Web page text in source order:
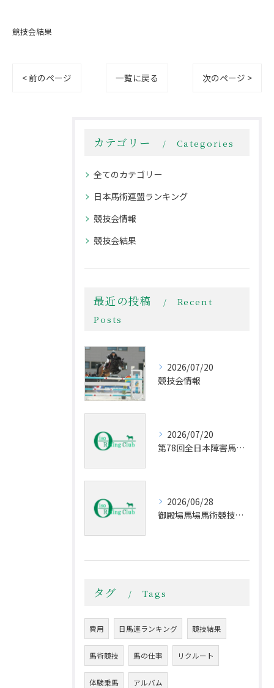
競技会結果
< 前のページ 一覧に戻る 次のページ >
カテゴリー Categories
全てのカテゴリー
日本馬術連盟ランキング
競技会情報
競技会結果
最近の投稿
Recent
Posts
2026/07/20
競技会情報
2026/07/20
第78回全日本障害馬術大会2026 PartⅡ
2026/06/28
御殿場馬場馬術競技会Part Ⅱ
タグ Tags
費用 日馬連ランキング 競技結果
馬術競技 馬の仕事 リクルート
体験乗馬 アルバム